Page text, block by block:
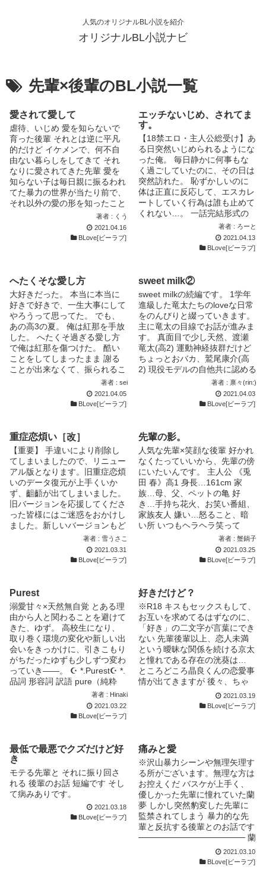
人気のオリジナルBL小説を紹介
オリジナルBL小説ナビ
先輩×後輩のBL小説一覧
愛されて愛して
虐待、いじめ 愛を知らないで
育った後輩 それとは逆に平凡
的だけど イケメンで、何不自
由ない暮らしをしてきて それ
なりに愛されてきた先輩 愛を
知らない子は毎日親に振るわれ
てた暴力の世界が当たり前で、
それ以外の愛の形を知ったこと
がない それぞれ正反対の環境
で育った子供たち 惹かれ、愛
し合う でも運命はそんなこと
著者 : くう
2021.04.16
BLove[ビーラブ]
エッチないじめ、されてま
す。
【18禁エロ・主人公総受け】あ
る日突然いじめられるようにな
った俺。 毎日静かに何事もな
く過ごしていたのに、その日は
突然訪れた。 恥ずかしいのに
体は正直に反応して、エスカレ
ートしていく行為は誰も止めて
くれない…。 一話完結形式の
主人公総受けエロ。 ひとつの
話しはだいたい３～５ページく
らいになると思いますが、これ
イトルが変わります。 追記
(2014.5.7) 一話完結形式です
が、たまに前の話しが出てくる
ことがあります。 「〇〇に襲
われた時は…」「この前のこと
があって…」「あの時…」とい
うような書き方です。 なの
で、気になる話だけ読んでいる
方にはなんのことかわからない
かもしれません。 基本的に
「〇〇にヤられた」時のことを
言っていますので、そのように
解釈して頂ければ問題なく読め
アスシーンはないつもりです。
そのように見えても実は……っ
ていう展開になったりするの
で、シリアスっぽいシーンが現
れてもこの後何かが起こるん
だ！と思っていただけたらと思
います。 主人公 松本 英知（ま
つもと えいち） 高校２年生。
地毛が濃い茶色。寮は一人部
屋。 エロいことに興味が出て
きて、部屋にエロ本や大人のオ
モチャを隠している。 普段は
た！ @bl_roto7 よろしければ
フォローしてください～！ 性
描写の多い内容となっています
ので、詳細欄を読んだうえでご
判断ください。 読んだ後での
責任は負えませんのでご了承く
ださい。
著者 : ろーと
2021.04.13
BLove[ビーラブ]
へたくそな愛し方
大好きだった。 本当に本当に
好きで好きで、一生大事にして
やろうって思ってた。 でも、
あの高3の夏。 俺は紅那を手放
した。 へたくそ過ぎる愛し方
で俺は紅那を傷つけた。 酷い
ことをしてしまったまま 謝る
ことが出来なくて、振られるこ
とが怖くって 自分の口で別れ
を告げた。 だからずっと後悔
してた。 どんなに忘れようと
った。 そして、24歳の夏俺は
再び紅那に出会うーーー。 ??
本編中には性的描写が多々含ま
れます。 初めから少しずつ修
正入れます 小説をちゃんと書
いたことないので、 この小説
は頑張ります！！ 【表紙絵募
集】
著者 : sei
2021.04.05
BLove[ビーラブ]
sweet milk②
sweet milkの続編です。 1学年
進級した竜太たちのloveな日常
をのんびりと綴っていきます。
主に竜太の目線でお話が進みま
す。 真面目で少し天然、渡瀬
竜太(高2) 運動神経抜群だけど
ちょっとおバカ、鷲尾康介(高
2) 現役モデルの自他共に認める
イケメン、結城志音(高2) 長身
で喧嘩負け知らずな俺様、橘
周(高3) お洒落でチャラくて、
話です。 表紙絵はZuN さんに
描いて頂きました 竜太と周の
ラブラブっぷり炸裂可愛いで
す！ いつもありがとうござい
ます！ Twitterやってます
@rinrin_b877 ←稟々アカウン
ト @s_milk_bot ←sweetシリー
ズの男子達の呟きbot 竜太たち
の事やお話の事を呟いてます。
よかったらこちらでもお声かけ
著者 : 禀々(rin:)
2021.04.03
BLove[ビーラブ]
重症恋煩い［改］
【重要】 手違いにより削除し
てしまいましたので、リニュー
アル版となります。旧重症恋煩
いのデータ復元が上手くいか
ず、齟齬が出てしまいました。
旧バージョンを応援してくださ
った皆様にはご迷惑をおかけし
ました。新しいバージョンもど
うぞ、よろしくお願いいたしま
す（2020.5.27）。 「面白い
な。じゃあ、おれは今日からお
畜先輩の安齋。 ドジで甘った
れな吉田。 いつも冷たい視線
を向けられるだけだったはずな
のに。 あの日、あの夜。 突然
に始まった関係は、「好き」と
か、「恋」とか、そんな生優し
いものではなかった……。
「蒼い音楽」でお馴染みの吉田
と安齋の物語。 ◾️R１８ ◾️無理
矢理表現あり ◾️媚薬 取り扱いに
ご注意ください。 ○完結します
が、エピソードの追加を予定し
著者 : 雪うさこ
2021.03.31
BLove[ビーラブ]
先輩の影。
人気な先輩×笑顔な後輩 好かれ
なくたっていいから、先輩の傍
にいたいんです。 主人公 《兎
田 春》高1 身長…161cm 家
族…母、父、ペットの亀 好
き…手持ち花火、お笑い番組、
家族友人 嫌い…怒ること、暗
い所 いつもヘラヘラ笑って
る。運動は少し苦手。 ☆切甘
にしてくつもりです。短編にし
たかったのに長くなりそうだ。
著者 : 蟹鍋子
2021.03.25
BLove[ビーラブ]
Purest
溺愛甘々×天然無自覚 とある理
由から人と関わることを避けて
きた、ゆず。 高校生になり、
取り巻く環境の変化や新しい出
会いをきっかけに、引きこもり
がちだったゆずも少しずつ変わ
っていき――。 ☪︎ *.Purest☪︎ *.
品詞 形容詞 訳語 pure（純粋
✼••┈┈••✼••┈┈••✼••┈┈••✼•
•┈┈••✼ ✡｡:*コラボ作品のお知
るうさき様の『ベタボレプリン
ス』と『ドSワンコとクズ眼
鏡』と『贅沢王子の悩みゴト』
からお借りしています。 また
『ドSワンコとクズ眼鏡』から
は“あーちゃん”こと“結城麻
男”くんに友情出演もして頂い
ています♡ 他にも然り気無く
著者 : Hinaki
2021.03.22
BLove[ビーラブ]
好きだけど？
※R18 キスもセックスもして、
お互いを求めてるはずなのに、
「好き」の二文字が言葉にでき
ない 先輩後輩以上、恋人未満
という曖昧な関係を続ける京太
と憧れである存在の洸葵は…
ところどころ晶良くんの恋愛事
情が出てきますが 後々、ちゃ
んとした晶良くんの恋愛事情を
書きたいと思っています ※処
2021.03.19
BLove[ビーラブ]
最低で最悪でクズだけど好
き
モテる先輩と それに振り回さ
れる 後輩のお話 短編です そし
て病みありです。
2021.03.18
BLove[ビーラブ]
痛みと愛
※沢山暴力シーンや無理矢理す
る所がございます。無理な方は
お控えくだ バスケが上手く、
優しかった先輩に憧れていた蘭
夢 しかし突然豹変した先輩に
監禁されてしまう 暴力的な先
輩と反抗する後輩とのお話です
────────────────── 蘭
夢に自由は必要ないだろ？ ず
っと俺のもの 南 蘭夢(ﾐﾅﾐ ﾗﾝ)
2021.03.10
BLove[ビーラブ]